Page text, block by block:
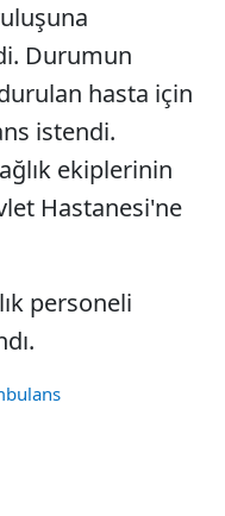
Durumun
hasta için
istendi.
ekiplerinin
Hastanesi'ne
personeli